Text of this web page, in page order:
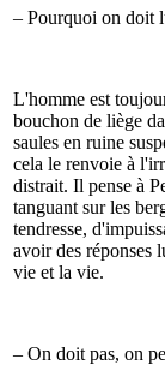
– Pourquoi on doit
L'homme est
bouchon de liège
saules en ruine
cela le renvoie à
distrait. Il pense à
tanguant sur les
tendresse,
avoir des réponses
vie et la vie.
– On doit pas, on